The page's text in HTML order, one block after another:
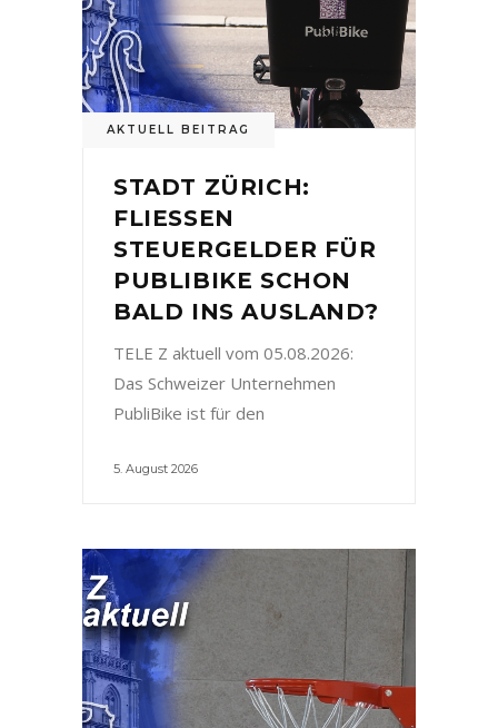
AKTUELL BEITRAG
STADT ZÜRICH:
FLIESSEN
STEUERGELDER FÜR
PUBLIBIKE SCHON
BALD INS AUSLAND?
TELE Z aktuell vom 05.08.2026:
Das Schweizer Unternehmen
PubliBike ist für den
5. August 2026